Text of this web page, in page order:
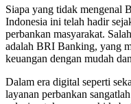
Siapa yang tidak mengenal
Indonesia ini telah hadir
perbankan masyarakat.
adalah BRI Banking, yang
keuangan dengan mudah
Dalam era digital seperti
layanan perbankan